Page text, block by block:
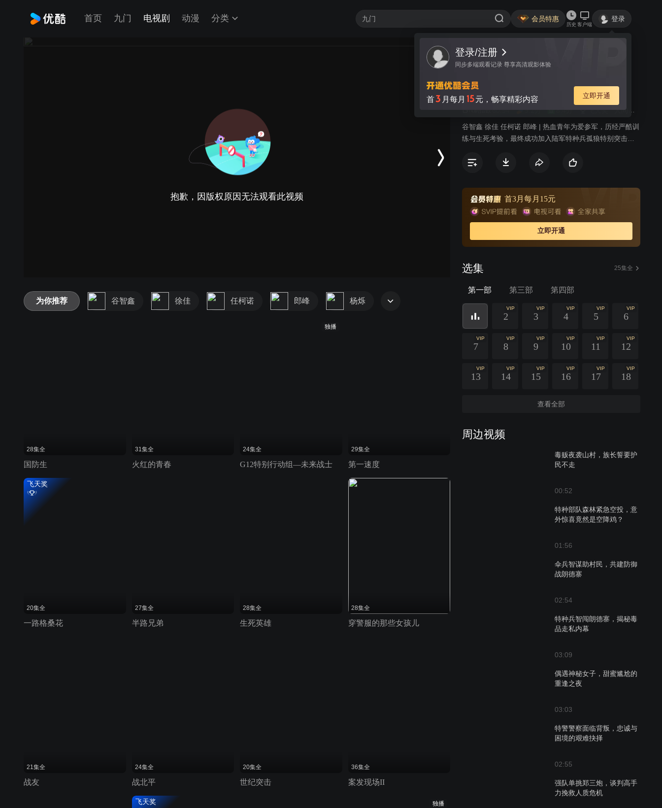
首页 九门 电视剧 动漫 分类 会员特惠
历史 客户端
登录
登录/注册
同步多端观看记录 尊享高清观影体验
首3 月每月 15元，畅享精彩内容 立即开通
抱歉，因版权原因无法观看此视频
视频 讨论
我是特种兵
9.2分 8.4分 飞天奖 人间宝酷
谷智鑫 徐佳 任柯诺 郎峰 | 热血青年为爱参军，历经严酷训
练与生死考验，最终成功加入陆军特种兵孤狼特别突击
首3月每月15元
立即开通
选集 25集全
第一部 第三部 第四部
VIP
2
VIP
3
VIP
4
VIP
5
VIP
6
VIP
7
VIP
8
VIP
9
VIP
10
VIP
11
VIP
12
VIP
13
VIP
14
VIP
15
VIP
16
VIP
17
VIP
18
查看全部
周边视频
毒贩夜袭山村，族长誓要护
民不走
00:52
特种部队森林紧急空投，意
外惊喜竟然是空降鸡？
01:56
伞兵智谋助村民，共建防御
战朗德寨
02:54
特种兵智闯朗德寨，揭秘毒
品走私内幕
03:09
偶遇神秘女子，甜蜜尴尬的
重逢之夜
03:03
特警警察面临背叛，忠诚与
困境的艰难抉择
02:55
强队单挑郑三炮，谈判高手
力挽救人质危机
为你推荐 谷智鑫 徐佳 任柯诺 郎峰 杨烁
28集全
国防生
31集全
火红的青春
独播
24集全
G12特别行动组—未来战士
29集全
第一速度
飞天奖
20集全
一路格桑花
27集全
半路兄弟
28集全
生死英雄
28集全
穿警服的那些女孩儿
21集全
战友
24集全
战北平
20集全
世纪突击
36集全
案发现场II
飞天奖 独播